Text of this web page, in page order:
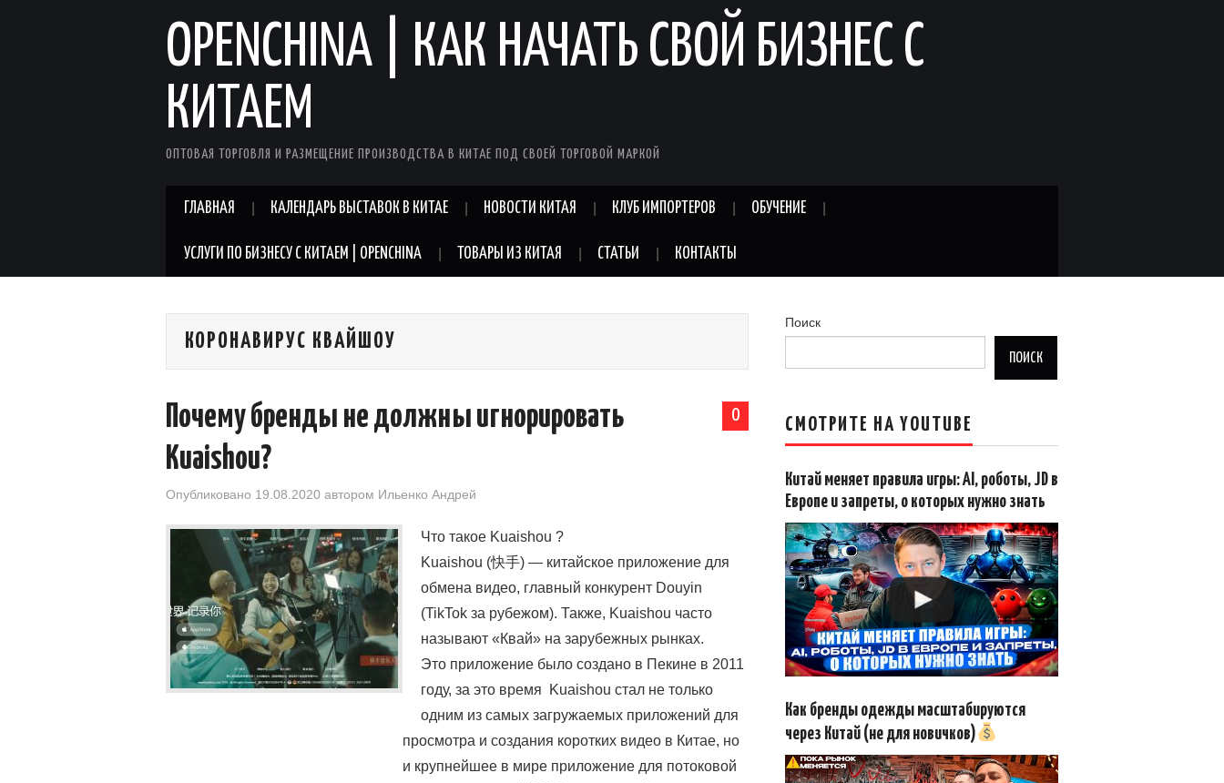
OPENCHINA | КАК НАЧАТЬ СВОЙ БИЗНЕС С
КИТАЕМ
ОПТОВАЯ ТОРГОВЛЯ И РАЗМЕЩЕНИЕ ПРОИЗВОДСТВА В КИТАЕ ПОД СВОЕЙ ТОРГОВОЙ МАРКОЙ
ГЛАВНАЯ КАЛЕНДАРЬ ВЫСТАВОК В КИТАЕ НОВОСТИ КИТАЯ КЛУБ ИМПОРТЕРОВ ОБУЧЕНИЕ
УСЛУГИ ПО БИЗНЕСУ С КИТАЕМ | OPENCHINA ТОВАРЫ ИЗ КИТАЯ СТАТЬИ КОНТАКТЫ
КОРОНАВИРУС КВАЙШОУ
0
Почему бренды не должны игнорировать
Kuaishou?
Опубликовано 19.08.2020 автором Ильенко Андрей
Что такое Kuaishou ?
Kuaishou (快手) — китайское приложение для
обмена видео, главный конкурент Douyin
(TikTok за рубежом). Также, Kuaishou часто
называют «Квай» на зарубежных рынках.
Это приложение было создано в Пекине в 2011
году, за это время Kuaishou стал не только
одним из самых загружаемых приложений для
просмотра и создания коротких видео в Китае, но
и крупнейшее в мире приложение для потоковой
Поиск
ПОИСК
СМОТРИТЕ НА YOUTUBE
Китай меняет правила игры: AI, роботы, JD в
Европе и запреты, о которых нужно знать
Как бренды одежды масштабируются
через Китай (не для новичков)